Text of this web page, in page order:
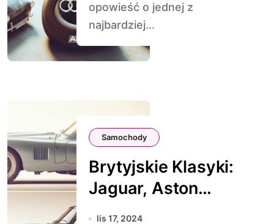
opowieść o jednej z
najbardziej...
Samochody
Brytyjskie Klasyki:
Jaguar, Aston
Martin, Bentley
lis 17, 2024